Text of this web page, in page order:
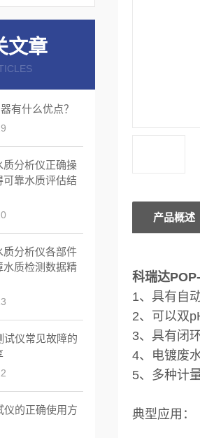
产品概述
科瑞达
1、具有自
2、可以双
3、具有闭
4、电镀废
5、多种计
典型应用：
文章
有什么优点？
质分析仪正确操
靠水质评估结
质分析仪各部件
水质检测数据精
试仪常见故障的
仪的正确使用方